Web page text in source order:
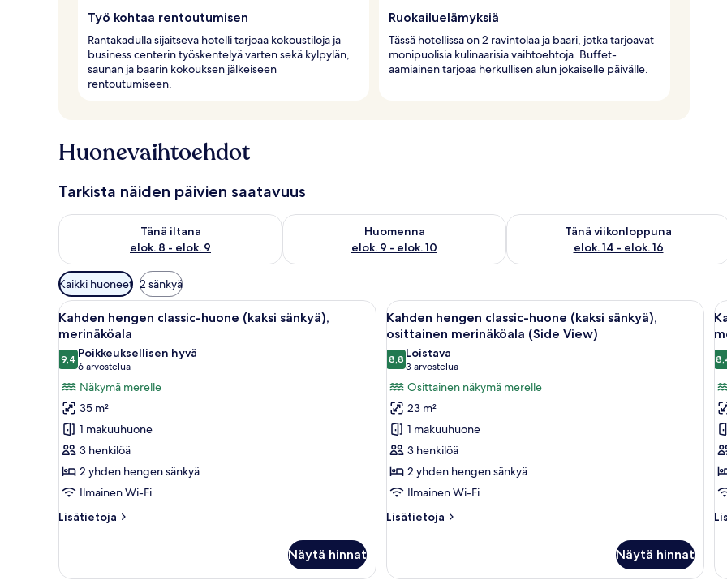
Työ kohtaa rentoutumisen
Rantakadulla sijaitseva hotelli tarjoaa kokoustiloja ja
business centerin työskentelyä varten sekä kylpylän,
saunan ja baarin kokouksen jälkeiseen
rentoutumiseen.
Ruokailuelämyksiä
Tässä hotellissa on 2 ravintolaa ja baari, jotka tarjoavat
monipuolisia kulinaarisia vaihtoehtoja. Buffet-
aamiainen tarjoaa herkullisen alun jokaiselle päivälle.
Huonevaihtoehdot
Tarkista näiden päivien saatavuus
Tänä iltana
elok. 8 - elok. 9
Tarkista tämän illan saatavuus elok. 8 - elok. 9
Huomenna
elok. 9 - elok. 10
Tarkista huomisen saatavuus elok. 9 - elok. 10
Tänä viikonloppuna
elok. 14 - elok. 16
Tarkista tämän viikonlopun saatavuus
Huoneille
saatavilla
olevia
suodattimia
Kaikki huoneet 2 sänkyä
Avaa
kaikki
huonetyypin
Kahden
hengen
classic-
huone
(kaksi
sänkyä),
merinäköala
kuvat
Minibaari, tallelokero huoneessa, työpöytä, pimennysverhot
6
Kahden hengen classic-huone (kaksi sänkyä),
merinäköala
9,49,4 kautta 10
Poikkeuksellisen hyvä
6 arvostelua
(6
arvostelua)
Näkymä merelle
35 m²
1 makuuhuone
3 henkilöä
2 yhden hengen sänkyä
Ilmainen Wi-Fi
Lisätietoja
Lisätietoja
classic-
Näytä hinnat
Avaa
kaikki
huonetyypin
Kahden
hengen
classic-
huone
(kaksi
sänkyä),
osittainen
merinäköala
(Side
Minibaari, tallelokero huoneessa,
5
Kahden hengen classic-huone (kaksi sänkyä),
osittainen merinäköala (Side View)
8,88,8 kautta 10
Loistava
3 arvostelua
(3
arvostelua)
Osittainen näkymä merelle
23 m²
1 makuuhuone
3 henkilöä
2 yhden hengen sänkyä
Ilmainen Wi-Fi
Lisätietoja
Lisätietoja
classic-
Näytä hinnat